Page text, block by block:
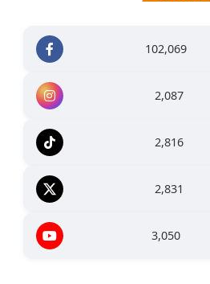
102,069
2,087
2,816
2,831
3,050